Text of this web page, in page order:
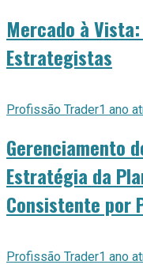
Mercado à
Estrategistas
Profissão Trader1 ano
Gerenciamento
Estratégia da
Consistente por
Profissão Trader1 ano